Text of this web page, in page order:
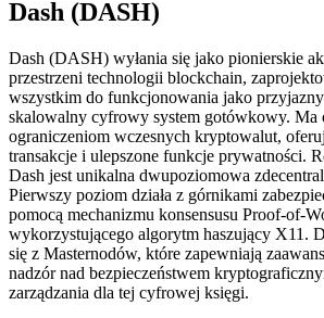
Dash (DASH)
Dash (DASH) wyłania się jako pionierskie
przestrzeni technologii blockchain,
wszystkim do funkcjonowania jako
skalowalny cyfrowy system gotówkowy. Ma
ograniczeniom wczesnych kryptowalut,
transakcje i ulepszone funkcje prywatności.
Dash jest unikalna dwupoziomowa
Pierwszy poziom działa z górnikami
pomocą mechanizmu konsensusu Proof-of-
wykorzystującego algorytm haszujący X11.
się z Masternodów, które zapewniają
nadzór nad bezpieczeństwem
zarządzania dla tej cyfrowej księgi.